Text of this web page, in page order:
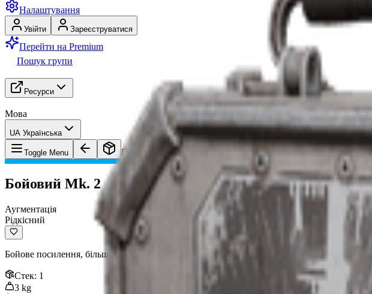
Налаштування
Увійти Зареєструватися
Перейти на Premium
Пошук групи
Ресурси
Мова
UA Українська
Toggle Menu Предмет Бойовий Mk. 2
Бойовий Mk. 2
Аугментація
Рідкісний
Бойове посилення, більше орієнтоване на маневреність, ніж на поглинання пошкоджень.
Стек: 1
3 kg